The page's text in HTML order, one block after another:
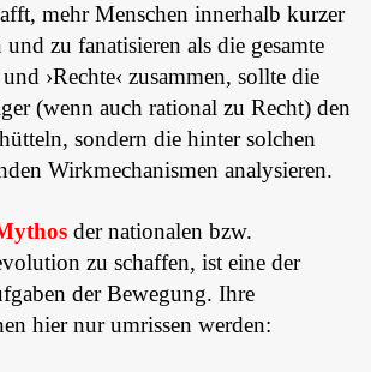
mehr Menschen innerhalb kurzer
zu fanatisieren als die gesamte
›Rechte‹ zusammen, sollte die
(wenn auch rational zu Recht) den
sondern die hinter solchen
Wirkmechanismen analysieren.
der nationalen bzw.
zu schaffen, ist eine der
der Bewegung. Ihre
hier nur umrissen werden: